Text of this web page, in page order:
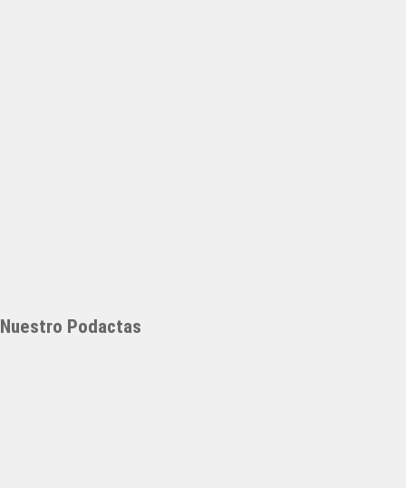
Nuestro Podactas